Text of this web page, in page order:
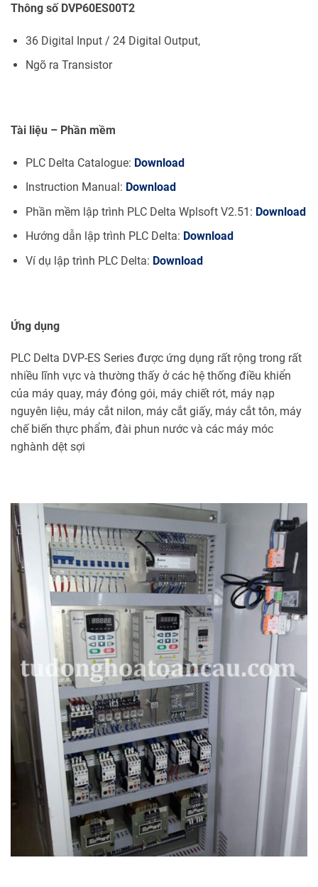
Thông số DVP60ES00T2
36 Digital Input / 24 Digital Output,
Ngõ ra Transistor
Tài liệu – Phần mềm
PLC Delta Catalogue: Download
Instruction Manual: Download
Phần mềm lập trình PLC Delta Wplsoft V2.51: Download
Hướng dẫn lập trình PLC Delta: Download
Ví dụ lập trình PLC Delta: Download
Ứng dụng
PLC Delta DVP-ES Series được ứng dụng rất rộng trong rất
nhiều lĩnh vực và thường thấy ở các hệ thống điều khiển
của máy quay, máy đóng gói, máy chiết rót, máy nạp
nguyên liệu, máy cắt nilon, máy cắt giấy, máy cắt tôn, máy
chế biến thực phẩm, đài phun nước và các máy móc
nghành dệt sợi